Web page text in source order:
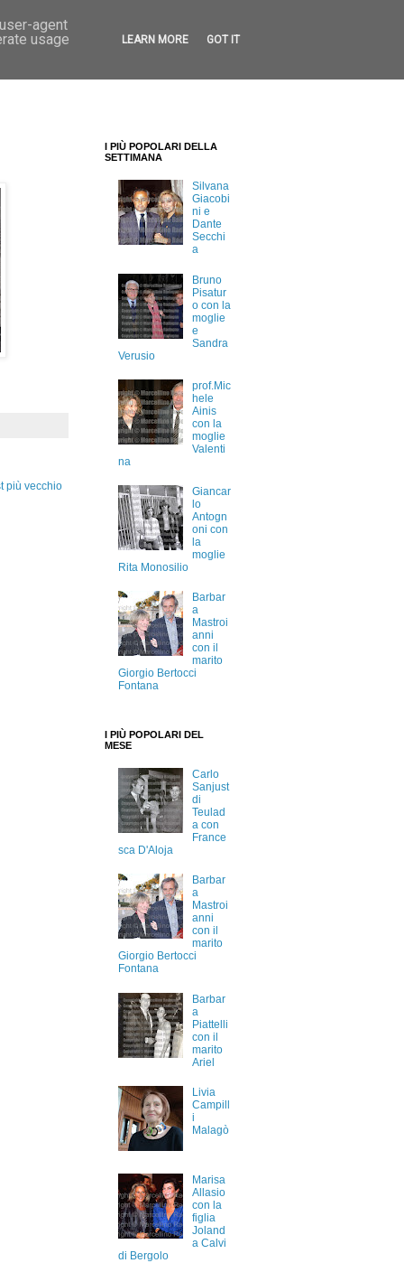
più vecchio
I PIÙ POPOLARI DELLA
SETTIMANA
Silvana
Giacobi
ni e
Dante
Secchi
a
Bruno
Pisatur
o con la
moglie
e
Sandra
Verusio
prof.Mic
hele
Ainis
con la
moglie
Valenti
na
Giancar
lo
Antogn
oni con
la
moglie
Rita Monosilio
Barbar
a
Mastroi
anni
con il
marito
Giorgio Bertocci
Fontana
I PIÙ POPOLARI DEL
MESE
Carlo
Sanjust
di
Teulad
a con
France
sca D'Aloja
Barbar
a
Mastroi
anni
con il
marito
Giorgio Bertocci
Fontana
Barbar
a
Piattelli
con il
marito
Ariel
Livia
Campill
i
Malagò
Marisa
Allasio
con la
figlia
Joland
a Calvi
di Bergolo
agent
usage
LEARN MORE GOT IT